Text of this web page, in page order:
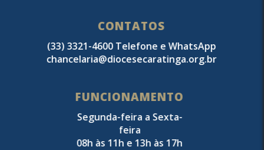
CONTATOS
(33) 3321-4600 Telefone e WhatsApp
chancelaria@diocesecaratinga.org.br
FUNCIONAMENTO
Segunda-feira a Sexta-
feira
08h às 11h e 13h às 17h